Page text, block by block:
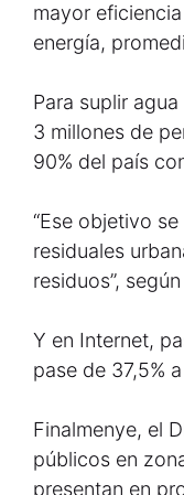
mayor
energía,
Para suplir
3 millones de
90% del país
“Ese objetivo
residuales
residuos”,
Y en Internet,
pase de 37,5%
Finalmenye, el
públicos en
presentan en